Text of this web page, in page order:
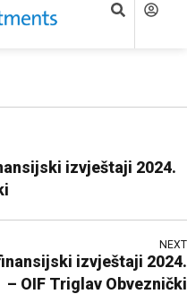
izvještaji 2024.
NEXT
izvještaji 2024.
– OIF Triglav Obveznički